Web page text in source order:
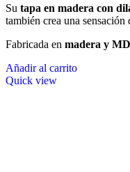
Su tapa en madera con
también crea una
Fabricada en madera y
Añadir al carrito
Quick view